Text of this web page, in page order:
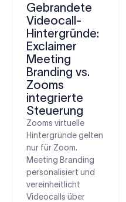
Gebrandete
Videocall-
Hintergründe:
Exclaimer
Meeting
Branding vs.
Zooms
integrierte
Steuerung
Zooms virtuelle
Hintergründe gelten
nur für Zoom.
Meeting Branding
personalisiert und
vereinheitlicht
Videocalls über